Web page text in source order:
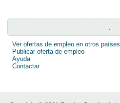
.
Ver ofertas de empleo en otros países
Publicar oferta de empleo
Ayuda
Contactar